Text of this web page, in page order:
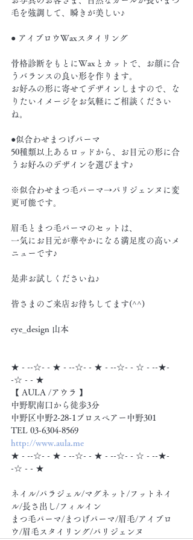
毛を強調して、瞬きが美しい♪
● アイブロウWaxスタイリング
骨格診断をもとにWaxとカットで、お顔に合
うバランスの良い形を作ります。
お好みの形に寄せてデザインしますので、な
りたいイメージをお気軽にご相談ください
ね。
●似合わせまつげパーマ
50種類以上あるロッドから、お目元の形に合
うお好みのデザインを選びます♪
※似合わせまつ毛パーマ→パリジェンヌに変
更可能です。
眉毛とまつ毛パーマのセットは、
一気にお目元が華やかになる満足度の高いメ
ニューです♪
是非お試しくださいね♪
皆さまのご来店お待ちしてます(^^)
eye_design 山本
★ - --☆- - ★ - --☆- - ★ - --☆- - ☆ - --★-
-☆ - - ★
【 AULA /アウラ 】
中野駅南口から徒歩3分
中野区中野2-28-1プロスペアー中野301
TEL 03-6304-8569
http://www.aula.me
★ - --☆- - ★ - --☆- - ★ - --☆- - ☆ - --★-
-☆ - - ★
ネイル/パラジェル/マグネット/フットネイ
ル/長さ出し/フィルイン
まつ毛パーマ/まつげパーマ/眉毛/アイブロ
ウ/眉毛スタイリング/パリジェンヌ